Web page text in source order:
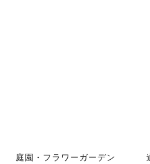
庭園・フラワーガーデン